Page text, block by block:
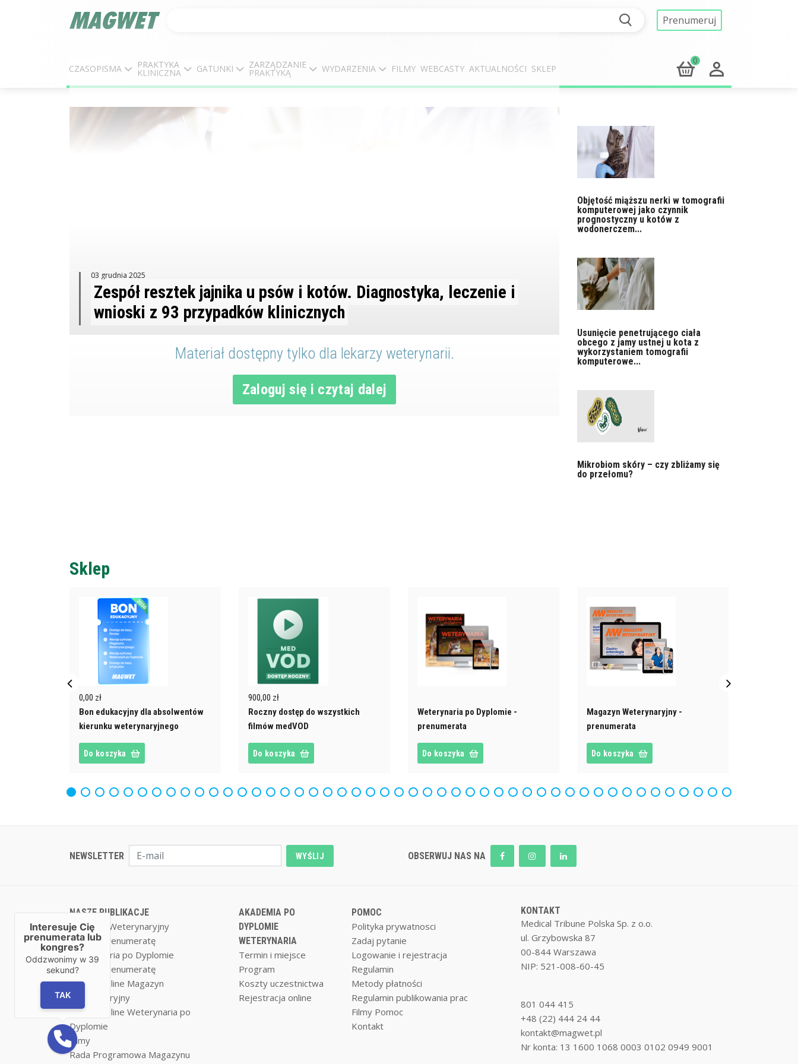
Prenumeruj
CZASOPISMA PRAKTYKA
KLINICZNA GATUNKI ZARZĄDZANIE
PRAKTYKĄ WYDARZENIA FILMY WEBCASTY AKTUALNOŚCI SKLEP
0
03 grudnia 2025
Zespół resztek jajnika u psów i kotów. Diagnostyka, leczenie i
wnioski z 93 przypadków klinicznych
Materiał dostępny tylko dla lekarzy weterynarii.
Zaloguj się i czytaj dalej
Objętość miąższu nerki w tomografii
komputerowej jako czynnik
prognostyczny u kotów z
wodonerczem...
Usunięcie penetrującego ciała
obcego z jamy ustnej u kota z
wykorzystaniem tomografii
komputerowe...
Mikrobiom skóry – czy zbliżamy się
do przełomu?
Sklep
0,00 zł
Bon edukacyjny dla absolwentów
kierunku weterynaryjnego
Do koszyka
900,00 zł
Roczny dostęp do wszystkich
filmów medVOD
Do koszyka
Weterynaria po Dyplomie -
prenumerata
Do koszyka
Magazyn Weterynaryjny -
prenumerata
Do koszyka
NEWSLETTER WYŚLIJ OBSERWUJ NAS NA
NASZE PUBLIKACJE
Magazyn Weterynaryjny
Zamów prenumeratę
Weterynaria po Dyplomie
Zamów prenumeratę
Czytaj on-line Magazyn
Weterynaryjny
Czytaj on-line Weterynaria po
Dyplomie
Filmy
Rada Programowa Magazynu
AKADEMIA PO
DYPLOMIE
WETERYNARIA
Termin i miejsce
Program
Koszty uczestnictwa
Rejestracja online
POMOC
Polityka prywatnosci
Zadaj pytanie
Logowanie i rejestracja
Regulamin
Metody płatności
Regulamin publikowania prac
Filmy Pomoc
Kontakt
KONTAKT
Medical Tribune Polska Sp. z o.o.
ul. Grzybowska 87
00-844 Warszawa
NIP: 521-008-60-45
801 044 415
+48 (22) 444 24 44
kontakt@magwet.pl
Nr konta: 13 1600 1068 0003 0102 0949 9001
Interesuje Cię
prenumerata lub
kongres?
Oddzwonimy w 39
sekund?
TAK